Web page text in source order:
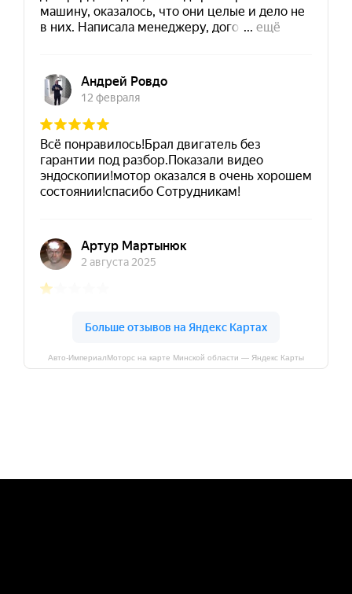
Авто-ИмпериалМоторс на карте Минской области — Яндекс Карты